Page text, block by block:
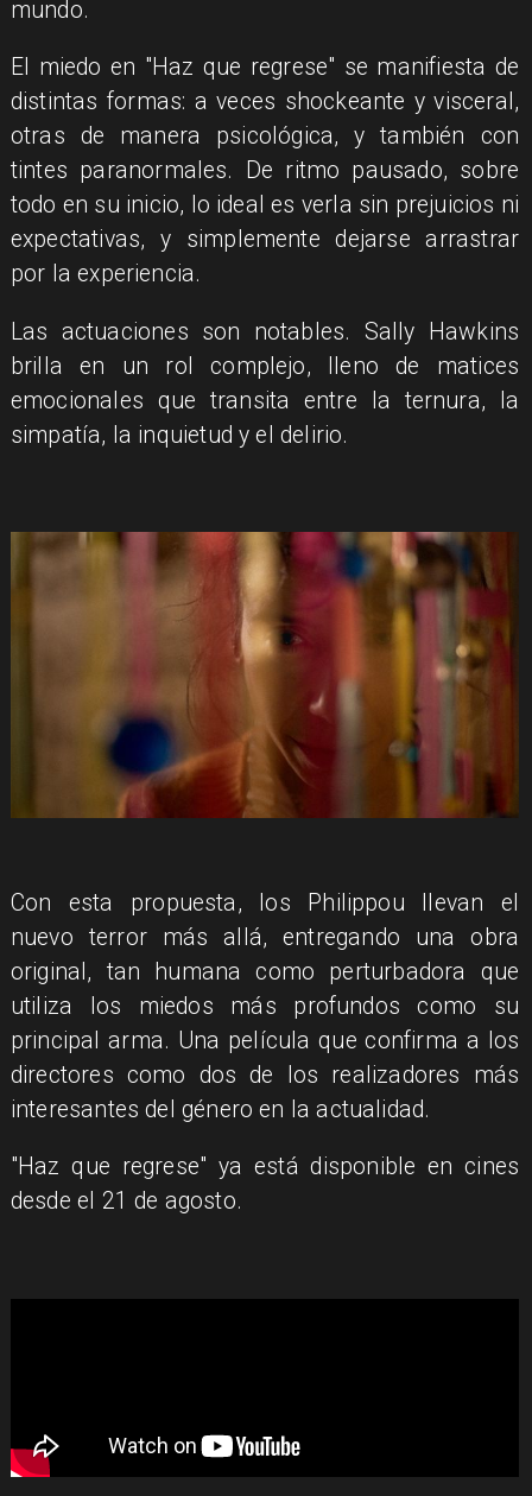
mundo.
El miedo en "Haz que regrese" se manifiesta de
distintas formas: a veces shockeante y visceral,
otras de manera psicológica, y también con
tintes paranormales. De ritmo pausado, sobre
todo en su inicio, lo ideal es verla sin prejuicios ni
expectativas, y simplemente dejarse arrastrar
por la experiencia.
Las actuaciones son notables. Sally Hawkins
brilla en un rol complejo, lleno de matices
emocionales que transita entre la ternura, la
simpatía, la inquietud y el delirio.
Con esta propuesta, los Philippou llevan el
nuevo terror más allá, entregando una obra
original, tan humana como perturbadora que
utiliza los miedos más profundos como su
principal arma. Una película que confirma a los
directores como dos de los realizadores más
interesantes del género en la actualidad.
"Haz que regrese" ya está disponible en cines
desde el 21 de agosto.